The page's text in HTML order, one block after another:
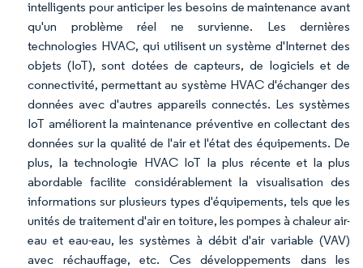
intelligents pour anticiper les besoins de maintenance avant
qu'un problème réel ne survienne. Les dernières
technologies HVAC, qui utilisent un système d'Internet des
objets (IoT), sont dotées de capteurs, de logiciels et de
connectivité, permettant au système HVAC d'échanger des
données avec d'autres appareils connectés. Les systèmes
IoT améliorent la maintenance préventive en collectant des
données sur la qualité de l'air et l'état des équipements. De
plus, la technologie HVAC IoT la plus récente et la plus
abordable facilite considérablement la visualisation des
informations sur plusieurs types d'équipements, tels que les
unités de traitement d'air en toiture, les pompes à chaleur air-
eau et eau-eau, les systèmes à débit d'air variable (VAV)
avec réchauffage, etc. Ces développements dans les